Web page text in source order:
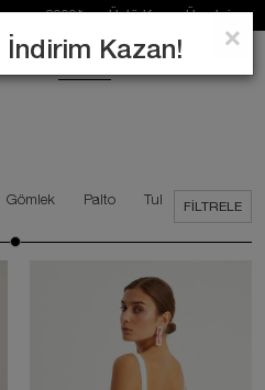
Üstü Kargo Ücretsiz
Gömlek Palto Tulum FILTRELE
×
Kazan!